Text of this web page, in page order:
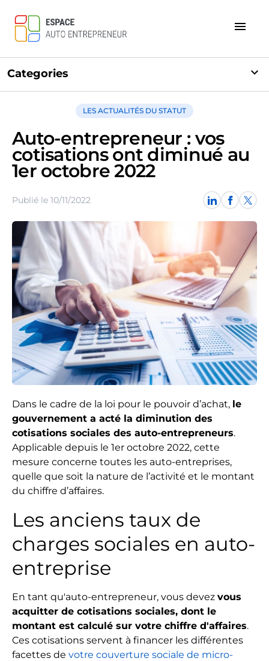
menu
Categories expand_more
LES ACTUALITÉS DU STATUT
Auto-entrepreneur : vos
cotisations ont diminué au
1er octobre 2022
Publié le 10/11/2022
Dans le cadre de la loi pour le pouvoir d’achat, le
gouvernement a acté la diminution des
cotisations sociales des auto-entrepreneurs.
Applicable depuis le 1er octobre 2022, cette
mesure concerne toutes les auto-entreprises,
quelle que soit la nature de l’activité et le montant
du chiffre d’affaires.
Les anciens taux de
charges sociales en auto-
entreprise
En tant qu'auto-entrepreneur, vous devez vous
acquitter de cotisations sociales, dont le
montant est calculé sur votre chiffre d'affaires.
Ces cotisations servent à financer les différentes
facettes de votre couverture sociale de micro-